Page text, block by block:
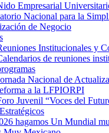
Empresarial
Nacional para la
de Negocio
Institucionales y
de reuniones
Nacional de
a la LFPIORPI
Juvenil “Voces del
hagamos Un Mundial